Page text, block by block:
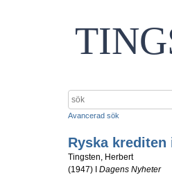
Avancerad sök
Ryska
Tingsten, Herbert
(1947) I Dagens Nyheter